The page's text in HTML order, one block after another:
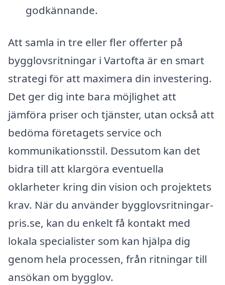
godkännande.
Att samla in tre eller fler offerter på
bygglovsritningar i Vartofta är en smart
strategi för att maximera din investering.
Det ger dig inte bara möjlighet att
jämföra priser och tjänster, utan också att
bedöma företagets service och
kommunikationsstil. Dessutom kan det
bidra till att klargöra eventuella
oklarheter kring din vision och projektets
krav. När du använder bygglovsritningar-
pris.se, kan du enkelt få kontakt med
lokala specialister som kan hjälpa dig
genom hela processen, från ritningar till
ansökan om bygglov.